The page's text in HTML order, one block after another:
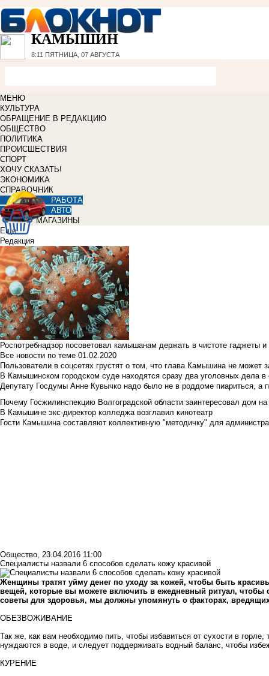
КАМЫШИН
8:11 ПЯТНИЦА, 07 АВГУСТА
МЕНЮ
КУЛЬТУРА
ОБРАЩЕНИЕ В РЕДАКЦИЮ
ОБЩЕСТВО
ПОЛИТИКА
ПРОИСШЕСТВИЯ
СПОРТ
ХОЧУ СКАЗАТЬ!
ЭКОНОМИКА
СПРАВОЧНИК
РАБОТА
АВТО
МАГАЗИНЫ
Еще
Редакция
Роспотребнадзор посоветовал камышанам держать в чистоте гаджеты
Все новости по теме 01.02.2020
Пользователи в соцсетях грустят о том, что глава Камышина не может
В Камышинском городском суде находятся сразу два уголовных дела
Депутату Госдумы Анне Кувычко надо было не в роддоме пиариться, а
Почему Госжилинспекцию Волгоградской области заинтересовал дом
В Камышине экс-директор колледжа возглавил кинотеатр
Гости Камышина составляют коллективную "методичку" для
Общество, 23.04.2016 11:00
Специалисты назвали 6 способов сделать кожу красивой
Женщины тратят уйму денег по уходу за кожей, чтобы быть
вещей, которые вы можете включить в ежедневный ритуал, чтобы
советы для здоровья, мы должны упомянуть о факторах,
ОБЕЗВОЖИВАНИЕ
Так же, как вам необходимо пить, чтобы избавиться от сухости в
нуждаются в воде, и следует поддерживать водный баланс, чтобы
КУРЕНИЕ